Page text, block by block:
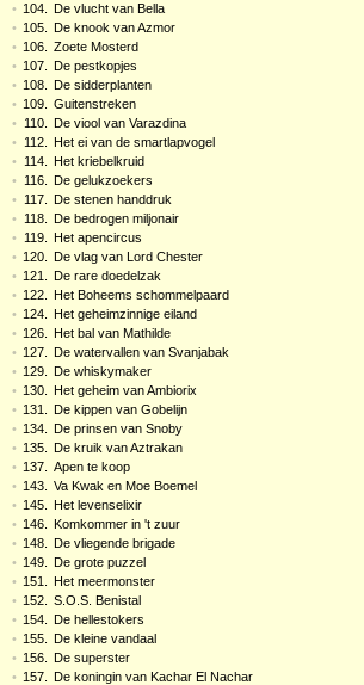
• 104.
De vlucht van Bella
• 105.
De knook van Azmor
• 106.
Zoete Mosterd
• 107.
De pestkopjes
• 108.
De sidderplanten
• 109.
Guitenstreken
•
110.
De viool van Varazdina
•
112.
Het ei van de smartlapvogel
•
114.
Het kriebelkruid
•
116.
De gelukzoekers
•
117.
De stenen handdruk
•
118.
De bedrogen miljonair
•
119.
Het apencircus
• 120.
De vlag van Lord Chester
• 121.
De rare doedelzak
• 122.
Het Boheems schommelpaard
• 124.
Het geheimzinnige eiland
• 126.
Het bal van Mathilde
• 127.
De watervallen van Svanjabak
• 129.
De whiskymaker
• 130.
Het geheim van Ambiorix
• 131.
De kippen van Gobelijn
• 134.
De prinsen van Snoby
• 135.
De kruik van Aztrakan
• 137.
Apen te koop
• 143.
Va Kwak en Moe Boemel
• 145.
Het levenselixir
• 146.
Komkommer in 't zuur
• 148.
De vliegende brigade
• 149.
De grote puzzel
• 151.
Het meermonster
• 152.
S.O.S. Benistal
• 154.
De hellestokers
• 155.
De kleine vandaal
• 156.
De superster
• 157.
De koningin van Kachar El Nachar